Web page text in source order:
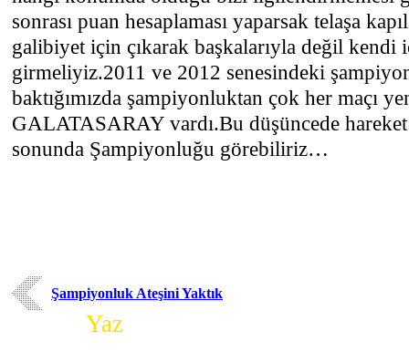
sonrası puan hesaplaması yaparsak telaşa
galibiyet için çıkarak başkalarıyla değil kendi
girmeliyiz.2011 ve 2012 senesindeki
baktığımızda şampiyonluktan çok her maçı
GALATASARAY vardı.Bu düşüncede
sonunda Şampiyonluğu görebiliriz…
Şampiyonluk Ateşini Yaktık
Yaz